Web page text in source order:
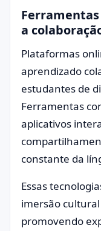
a
Plataformas
aprendizado
estudantes de
Ferramentas
aplicativos
constante da
Essas
imersão
promovendo